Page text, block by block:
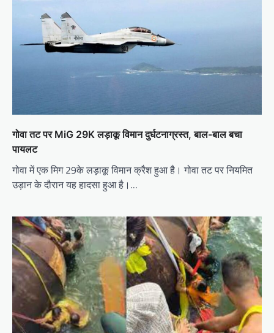
गोवा तट पर MiG 29K लड़ाकू विमान दुर्घटनाग्रस्त, बाल-बाल बचा
पायलट
गोवा में एक मिग 29के लड़ाकू विमान क्रैश हुआ है। गोवा तट पर नियमित
उड़ान के दौरान यह हादसा हुआ है।…